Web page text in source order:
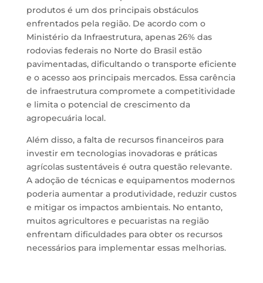
produtos é um dos principais obstáculos
enfrentados pela região. De acordo com o
Ministério da Infraestrutura, apenas 26% das
rodovias federais no Norte do Brasil estão
pavimentadas, dificultando o transporte eficiente
e o acesso aos principais mercados. Essa carência
de infraestrutura compromete a competitividade
e limita o potencial de crescimento da
agropecuária local.
Além disso, a falta de recursos financeiros para
investir em tecnologias inovadoras e práticas
agrícolas sustentáveis é outra questão relevante.
A adoção de técnicas e equipamentos modernos
poderia aumentar a produtividade, reduzir custos
e mitigar os impactos ambientais. No entanto,
muitos agricultores e pecuaristas na região
enfrentam dificuldades para obter os recursos
necessários para implementar essas melhorias.